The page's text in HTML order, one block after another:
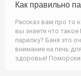
Как правильно
Рассказ вам про то
вы знаете что
парилку? Баня это
внимание на печь
здоровье!